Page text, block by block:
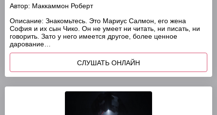
Автор: Маккаммон Роберт
Описание: Знакомьтесь. Это Мариус Салмон, его жена
София и их сын Чико. Он не умеет ни читать, ни писать, ни
говорить. Зато у него имеется другое, более ценное
дарование…
СЛУШАТЬ ОНЛАЙН